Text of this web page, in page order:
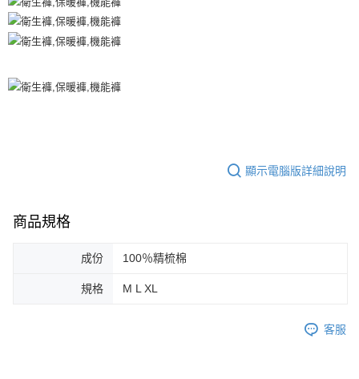
請求用戶進行身份認證。
５．嚴禁一人註冊多個帳號或使用他人資訊註冊。若發現惡意使用之情形，
恩沛科技股份有限公司將有權停止該用戶之使用額度並採取法律行動。
顯示電腦版詳細說明
商品規格
成份 100％精梳棉
規格 M L XL
客服